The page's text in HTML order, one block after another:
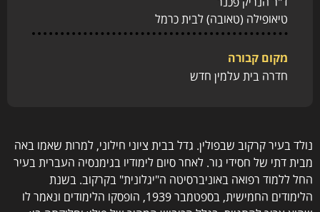
טיאופילה (טאובה) לבית כרמל
מקום קבורה
חדרה בית עלמין חדש
נולד בעיר קרקוב שבפולין. גדל בבית ציוני חילוני, למרות שאמו באה
מבית דתי של חסידי גור. לאחר סיום לימודיו בגימנסיה העברית בעיר
החל ללמוד רפואה באוניברסיטה ה"יגלונית" בקרקוב. בשנת
הלימודים החמישית, בספטמבר 1939, הופסקו הלימודים ונאמר לו